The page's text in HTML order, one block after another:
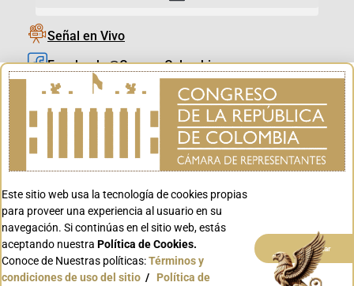
Señal en Vivo
Facebook_@CamaraColombia
Instagram_@CamaraColombia
X_@CamaraColombia
Youtube_@CamaraColombia
Youtube_@CanalCongreso
Conoce GOV.CO
Este sitio web usa la tecnología de cookies propias
para proveer una experiencia al usuario en su
navegación. Si continúas en el sitio web, estás
aceptando nuestra Política de Cookies.
Conoce de Nuestras políticas:Términos y
condiciones de uso del sitio / Política de
Aceptar